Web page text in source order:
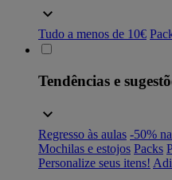
Tudo a menos de 10€
Tendências e
Regresso às aulas -50%
Mochilas e estojos Packs
Personalize seus itens!